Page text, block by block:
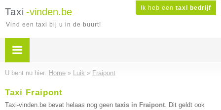
Ik heb een taxi bedrijf
Taxi -vinden.be
Vind een taxi bij u in de buurt!
U bent nu hier: Home » Luik » Fraipont
Taxi Fraipont
Taxi-vinden.be bevat helaas nog geen taxis in Fraipont. Dit geldt ook